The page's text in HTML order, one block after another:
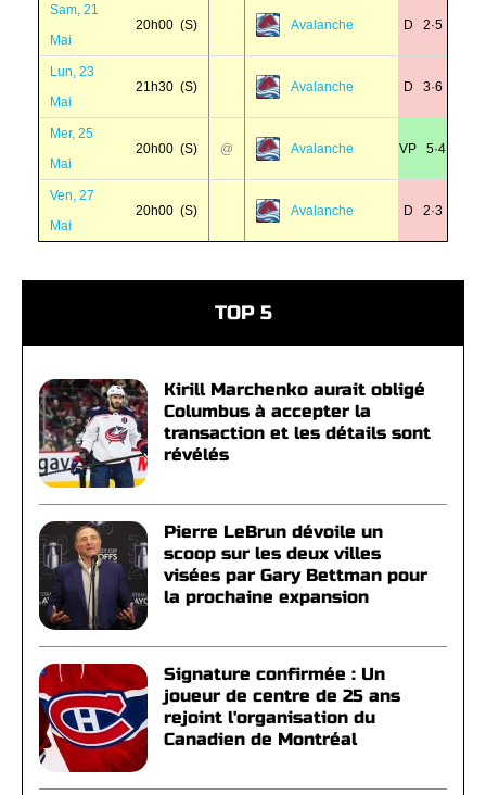
Sam, 21
Mai
20h00 (S) Avalanche D 2·5
Lun, 23
Mai
21h30 (S) Avalanche D 3·6
Mer, 25
Mai
20h00 (S) @ Avalanche VP 5·4
Ven, 27
Mai
20h00 (S) Avalanche D 2·3
TOP 5
Kirill Marchenko aurait obligé
Columbus à accepter la
transaction et les détails sont
révélés
Pierre LeBrun dévoile un
scoop sur les deux villes
visées par Gary Bettman pour
la prochaine expansion
Signature confirmée : Un
joueur de centre de 25 ans
rejoint l'organisation du
Canadien de Montréal